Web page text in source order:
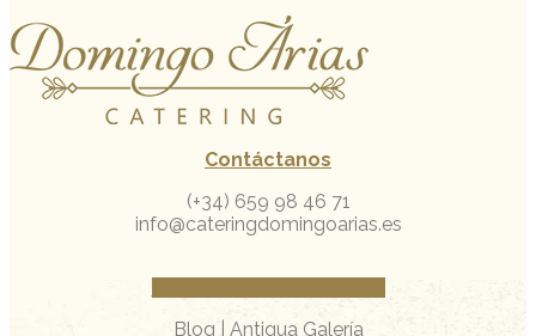
Contáctanos
(+34) 659 98 46 71
info@cateringdomingoarias.es
Blog Antigua Galería